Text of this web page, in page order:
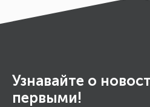
Узнавайте о
первыми!